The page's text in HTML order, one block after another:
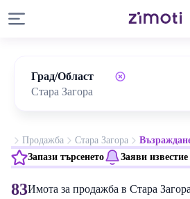
Град/Област
Продажба Стара Загора
Запази търсенето
Заяви известие
83Имота за продажба в Стара